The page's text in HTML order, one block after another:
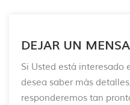
DEJAR UN
Si Usted está interesado
desea saber más
responderemos tan